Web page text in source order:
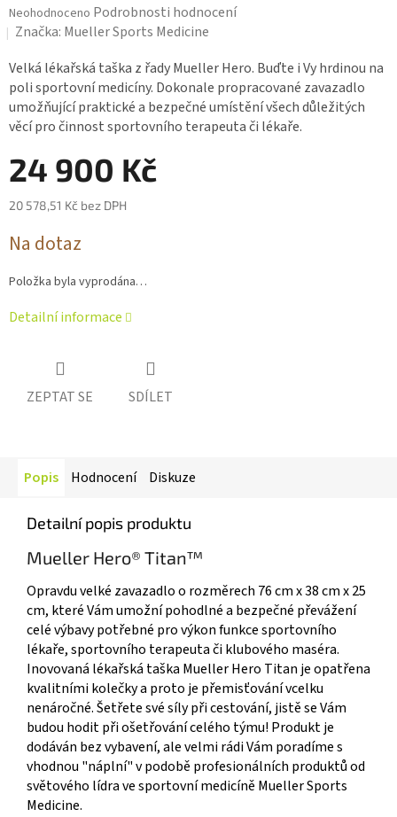
Průměrné
hodnocení
je
0,0
z 5
hvězdiček.
Neohodnoceno Podrobnosti hodnocení
Značka: Mueller Sports Medicine
Velká lékařská taška z řady Mueller Hero. Buďte i Vy hrdinou na
poli sportovní medicíny. Dokonale propracované zavazadlo
umožňující praktické a bezpečné umístění všech důležitých
věcí pro činnost sportovního terapeuta či lékaře.
24 900 Kč
20 578,51 Kč bez DPH
cena:
Na dotaz
Položka byla vyprodána…
Detailní informace
ZEPTAT SE SDÍLET
Popis Hodnocení Diskuze
Detailní popis produktu
Mueller Hero® Titan™
Opravdu velké zavazadlo o rozměrech 76 cm x 38 cm x 25
cm, které Vám umožní pohodlné a bezpečné převážení
celé výbavy potřebné pro výkon funkce sportovního
lékaře, sportovního terapeuta či klubového maséra.
Inovovaná lékařská taška Mueller Hero Titan je opatřena
kvalitními kolečky a proto je přemisťování vcelku
nenáročné. Šetřete své síly při cestování, jistě se Vám
budou hodit při ošetřování celého týmu! Produkt je
dodáván bez vybavení, ale velmi rádi Vám poradíme s
vhodnou "náplní" v podobě profesionálních produktů od
světového lídra ve sportovní medicíně Mueller Sports
Medicine.